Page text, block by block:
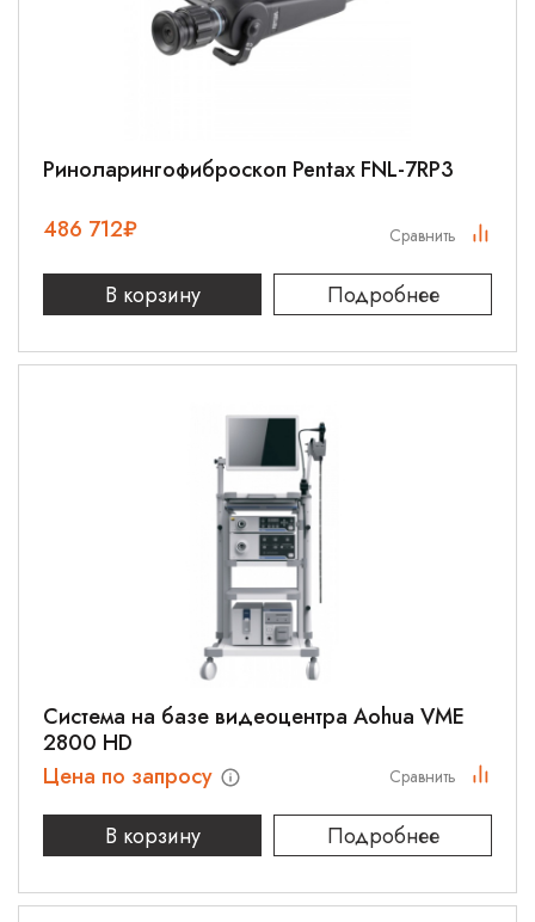
Риноларингофиброскоп Pentax FNL-7RP3
486 712₽
В корзину Подробнее
Сравнить
Система на базе видеоцентра Aohua VME
2800 HD
Цена по запросу
В корзину
Подробнее
Сравнить